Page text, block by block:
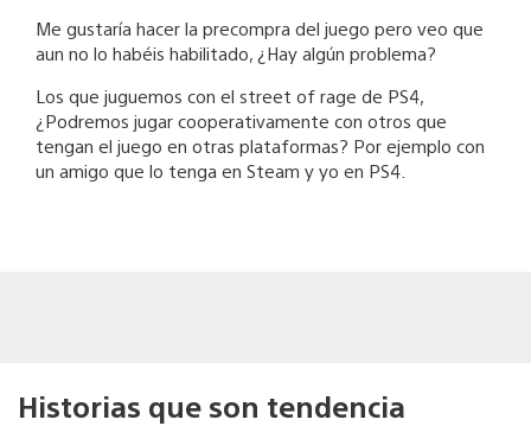
Me gustaría hacer la precompra del juego pero veo que
aun no lo habéis habilitado, ¿Hay algún problema?
Los que juguemos con el street of rage de PS4,
¿Podremos jugar cooperativamente con otros que
tengan el juego en otras plataformas? Por ejemplo con
un amigo que lo tenga en Steam y yo en PS4.
Historias que son tendencia